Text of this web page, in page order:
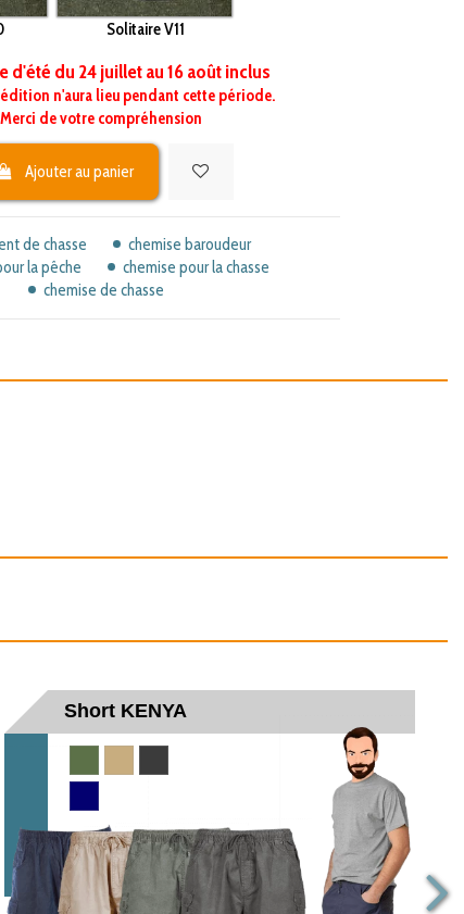
Solitaire V11
d'été du 24 juillet au 16 août inclus
n'aura lieu pendant cette période.
Merci de votre compréhension
Ajouter au panier
de chasse
chemise baroudeur
la pêche
chemise pour la chasse
chemise de chasse
Short KENYA